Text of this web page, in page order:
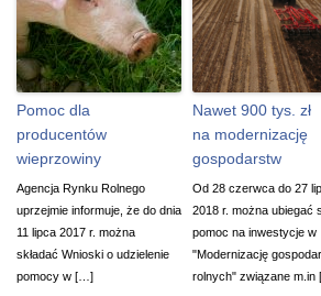
Pomoc dla
producentów
wieprzowiny
Agencja Rynku Rolnego
uprzejmie informuje, że do dnia
11 lipca 2017 r. można
składać Wnioski o udzielenie
pomocy w […]
Nawet 900 tys. zł
na modernizację
gospodarstw
Od 28 czerwca do 27
2018 r. można ubiegać
pomoc na inwestycje w
"Modernizację
rolnych" związane